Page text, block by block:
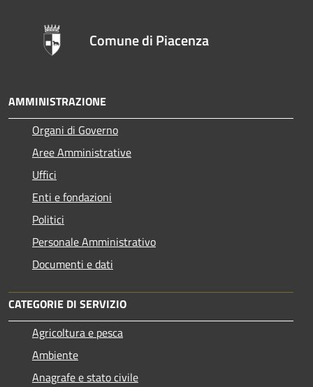
Comune di Piacenza
AMMINISTRAZIONE
Organi di Governo
Aree Amministrative
Uffici
Enti e fondazioni
Politici
Personale Amministrativo
Documenti e dati
CATEGORIE DI SERVIZIO
Agricoltura e pesca
Ambiente
Anagrafe e stato civile